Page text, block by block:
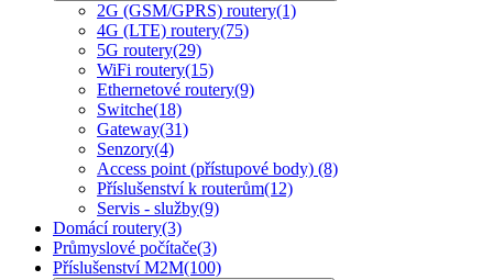
2G (GSM/GPRS) routery(1)
4G (LTE) routery(75)
5G routery(29)
WiFi routery(15)
Ethernetové routery(9)
Switche(18)
Gateway(31)
Senzory(4)
Access point (přístupové body) (8)
Příslušenství k routerům(12)
Servis - služby(9)
Domácí routery(3)
Průmyslové počítače(3)
Příslušenství M2M(100)